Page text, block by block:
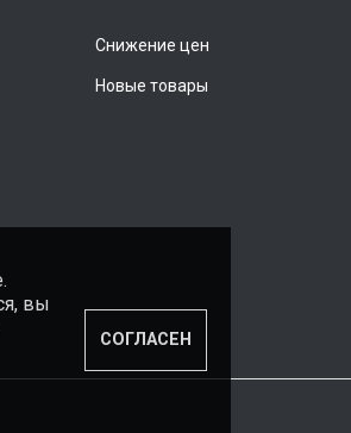
Снижение цен
Новые товары
вы
СОГЛАСЕН